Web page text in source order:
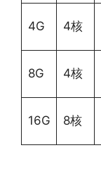
4G 4核
8G 4核
16G 8核